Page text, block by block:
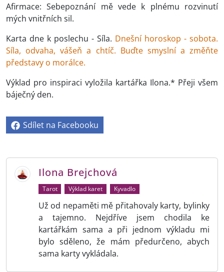
Afirmace: Sebepoznání mě vede k plnému rozvinutí
mých vnitřních sil.
Karta dne k poslechu - Síla. Dnešní horoskop - sobota.
Síla, odvaha, vášeň a chtíč. Buďte smyslní a změňte
představy o morálce.
Výklad pro inspiraci vyložila kartářka Ilona.* Přeji všem
báječný den.
Sdílet na Facebooku
Ilona Brejchová
Tarot Výklad karet Kyvadlo
Už od nepaměti mě přitahovaly karty, bylinky
a tajemno. Nejdříve jsem chodila ke
kartářkám sama a při jednom výkladu mi
bylo sděleno, že mám předurčeno, abych
sama karty vykládala.